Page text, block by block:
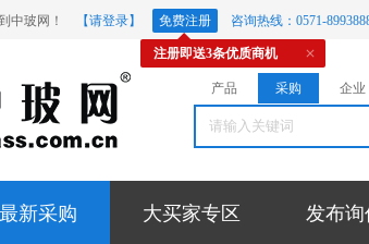
中玻网！ 【请登录】 免费注册 咨询热线：0571-
注册即送3条优质商机
产品 采购 企业
最新采购 大买家专区 发布询